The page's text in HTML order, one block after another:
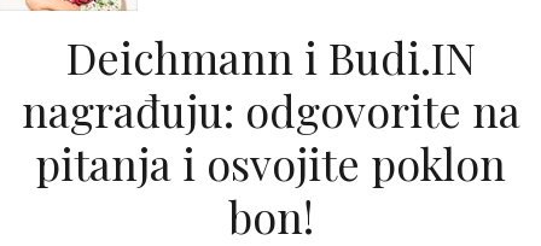
Deichmann i Budi.IN
nagrađuju: odgovorite na
pitanja i osvojite poklon
bon!